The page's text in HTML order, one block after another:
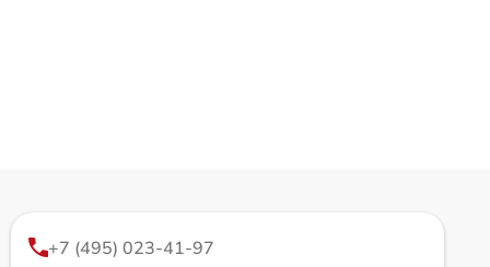
+7 (495) 023-41-97